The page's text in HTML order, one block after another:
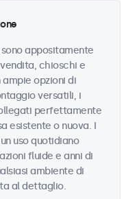
appositamente
chioschi e
opzioni di
versatili, i
perfettamente
esistente o nuova. I
uso quotidiano
fluide e anni di
ambiente di
al dettaglio.